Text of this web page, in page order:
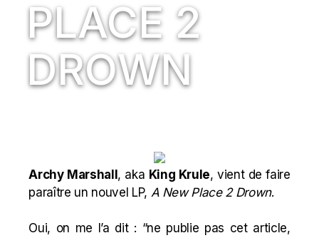
PLACE 2
DROWN
Archy Marshall , aka King Krule, vient de faire
paraître un nouvel LP, A New Place 2 Drown.
Oui, on me l’a dit : “ne publie pas cet article,